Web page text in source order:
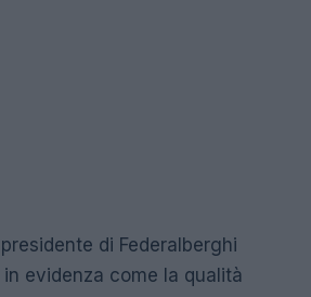
di Federalberghi
evidenza come la qualità